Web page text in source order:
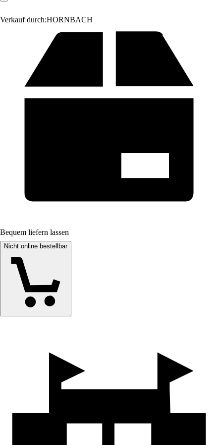
Verkauf durch:HORNBACH
Bequem liefern lassen
Nicht online bestellbar